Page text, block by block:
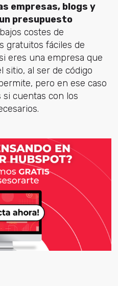
empresas, blogs y
presupuesto
costes de
gratuitos fáciles de
eres una empresa que
sitio, al ser de código
pero en ese caso
cuentas con los